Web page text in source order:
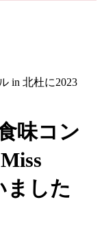
in 北杜に2023
味コン
ました